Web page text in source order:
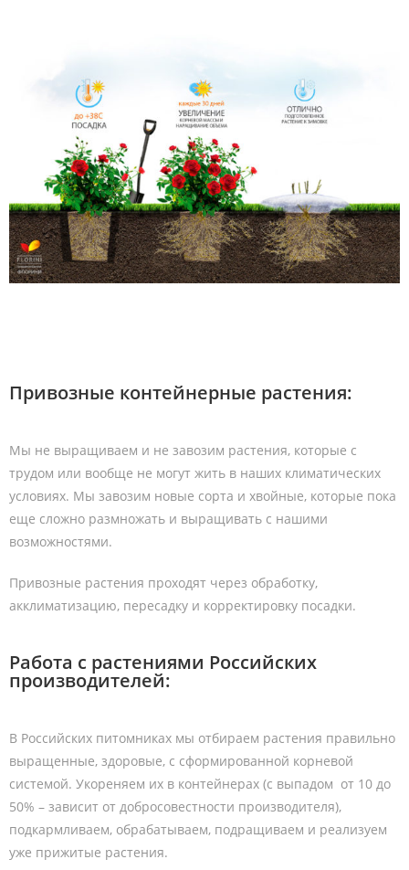
Привозные контейнерные растения:
Мы не выращиваем и не завозим растения, которые с
трудом или вообще не могут жить в наших климатических
условиях. Мы завозим новые сорта и хвойные, которые пока
еще сложно размножать и выращивать с нашими
возможностями.
Привозные растения проходят через обработку,
акклиматизацию, пересадку и корректировку посадки.
Работа с растениями Российских
производителей:
В Российских питомниках мы отбираем растения правильно
выращенные, здоровые, с сформированной корневой
системой. Укореняем их в контейнерах (с выпадом от 10 до
50% – зависит от добросовестности производителя),
подкармливаем, обрабатываем, подращиваем и реализуем
уже прижитые растения.